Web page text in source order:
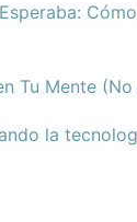
Tu Mente
la